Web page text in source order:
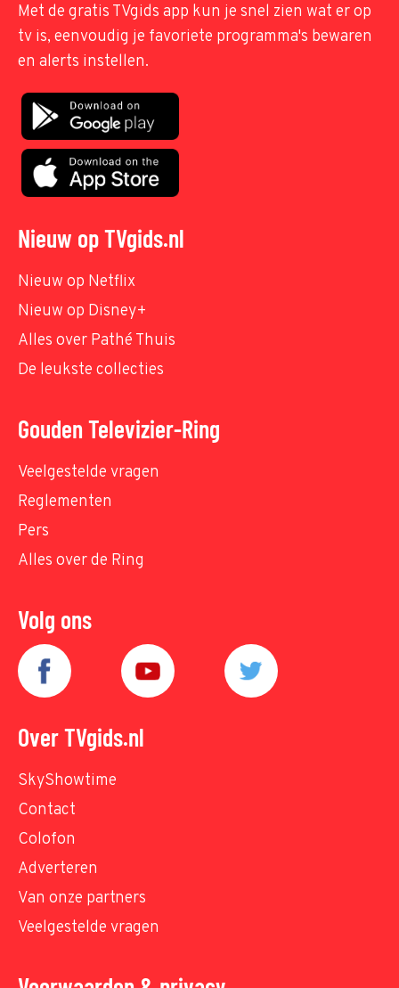
Met de gratis TVgids app kun je snel zien wat er op
tv is, eenvoudig je favoriete programma's bewaren
en alerts instellen.
Nieuw op TVgids.nl
Nieuw op Netflix
Nieuw op Disney+
Alles over Pathé Thuis
De leukste collecties
Gouden Televizier-Ring
Veelgestelde vragen
Reglementen
Pers
Alles over de Ring
Volg ons
Over TVgids.nl
SkyShowtime
Contact
Colofon
Adverteren
Van onze partners
Veelgestelde vragen